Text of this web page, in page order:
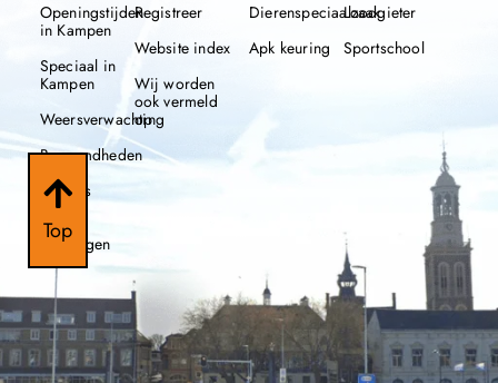
Top
Openingstijden
in Kampen
Speciaal in
Kampen
Weersverwachting
Beroemdheden
Nieuws
112
meldingen
Registreer
Website index
Wij worden
ook vermeld
op
Dierenspeciaalzaak
Apk keuring
Loodgieter
Sportschool